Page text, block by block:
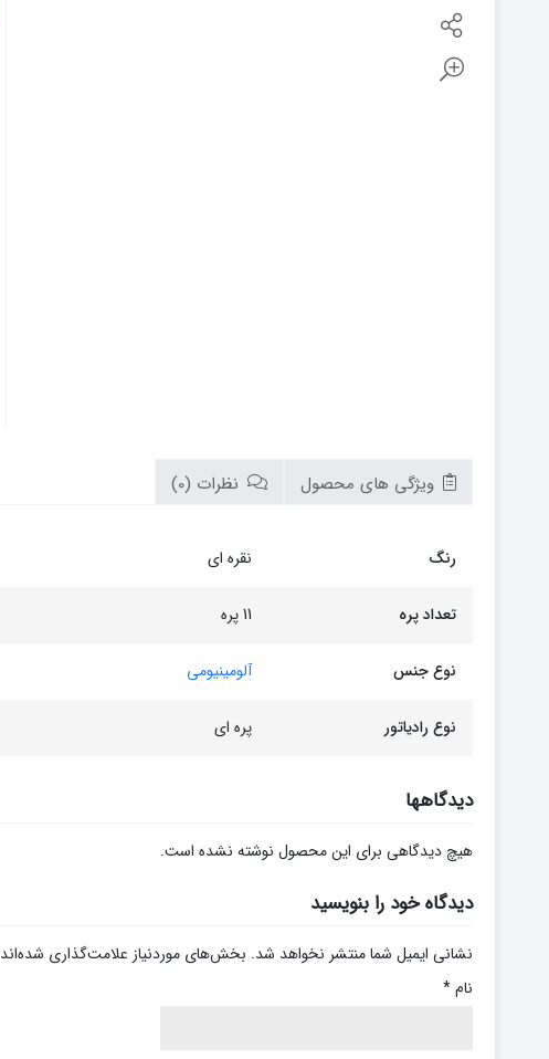
ویژگی های محصول نظرات (0)
رنگ نقره ای
تعداد پره 11 پره
نوع جنس آلومینیومی
نوع رادیاتور پره ای
دیدگاهها
هیچ دیدگاهی برای این محصول نوشته نشده است.
دیدگاه خود را بنویسید
نشانی ایمیل شما منتشر نخواهد شد. بخش‌های موردنیاز علامت‌گذاری شده‌اند
نام*